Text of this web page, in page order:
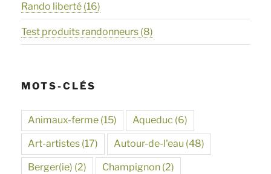
Rando liberté (16)
Test produits randonneurs (8)
MOTS-CLÉS
Animaux-ferme (15) Aqueduc (6)
Art-artistes (17) Autour-de-l'eau (48)
Berger(ie) (2) Champignon (2)